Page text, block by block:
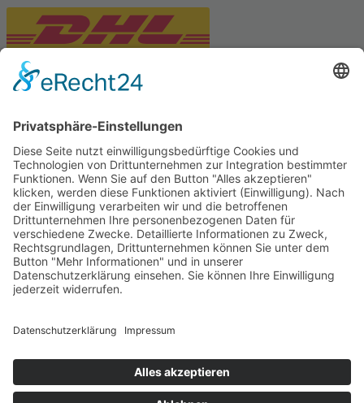
Tekal – Textile Lebensqualität
Exklusive moderne & Orientteppiche
Feuerwerk XXL
Pyrotechnik online bestellen
© Stadtmühle Waldenbuch 2026
und Mühlenprodukte ·
Cookie-Einstellungen
Alle Preise inkl. der gesetzlichen MwSt.
Die durchgestrichenen Preise entsprechen dem bisherigen Preis in